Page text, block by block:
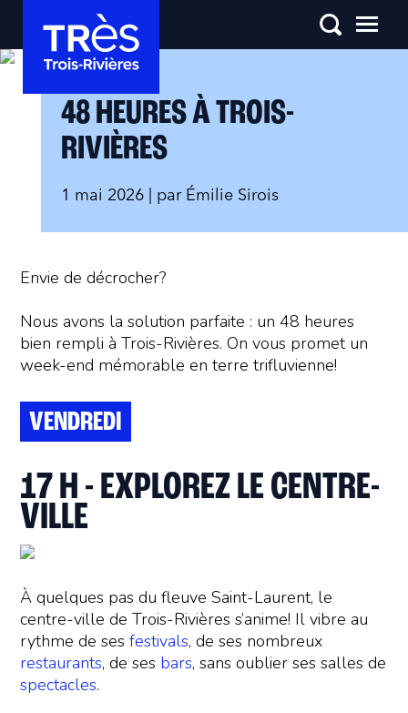
48 HEURES À TROIS-
RIVIÈRES
1 mai 2026 | par Émilie Sirois
Envie de décrocher?
Nous avons la solution parfaite : un 48 heures
bien rempli à Trois-Rivières. On vous promet un
week-end mémorable en terre trifluvienne!
VENDREDI
17 H - EXPLOREZ LE CENTRE-
VILLE
À quelques pas du fleuve Saint-Laurent, le
centre-ville de Trois-Rivières s’anime! Il vibre au
rythme de sesfestivals, de ses nombreux
restaurants, de ses bars, sans oublier ses salles de
spectacles.